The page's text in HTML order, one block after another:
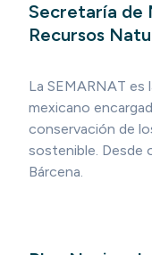
Secretaría de
Recursos
La SEMARNAT es
mexicano
conservación de
sostenible. Desde
Bárcena.